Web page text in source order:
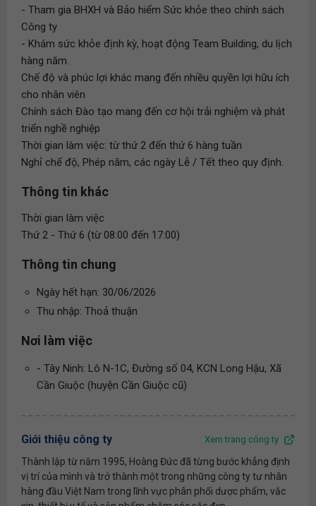
- Tham gia BHXH và Bảo hiểm Sức khỏe theo chính sách
Công ty
- Khám sức khỏe định kỳ, hoạt động Team Building, du lịch
hàng năm.
Chế độ và phúc lợi khác mang đến nhiều quyền lợi hữu ích
cho nhân viên
Chính sách Đào tạo mang đến cơ hội trải nghiệm và phát
triển nghề nghiệp
Thời gian làm việc: từ thứ 2 đến thứ 6 hàng tuần
Nghỉ chế độ, Phép năm, các ngày Lễ / Tết theo quy định.
Thông tin khác
Thời gian làm việc
Thứ 2 - Thứ 6 (từ 08:00 đến 17:00)
Thông tin chung
Ngày hết hạn: 30/06/2026
Thu nhập: Thoả thuận
Nơi làm việc
- Tây Ninh: Lô N-1C, Đường số 04, KCN Long Hậu, Xã
Cần Giuộc (huyện Cần Giuộc cũ)
Giới thiệu công ty Xem trang công ty
Thành lập từ năm 1995, Hoàng Đức đã từng bước khẳng định
vị trí của mình và trở thành một trong những công ty tư nhân
hàng đầu Việt Nam trong lĩnh vực phân phối dược phẩm, vắc